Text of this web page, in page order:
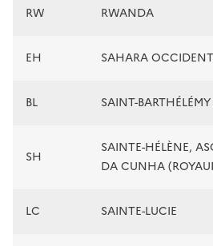
RW RWANDA
EH SAHARA
BL SAINT-
SH
SAINTE-HÉLÈNE,
DA CUNHA
LC SAINTE-LUCIE